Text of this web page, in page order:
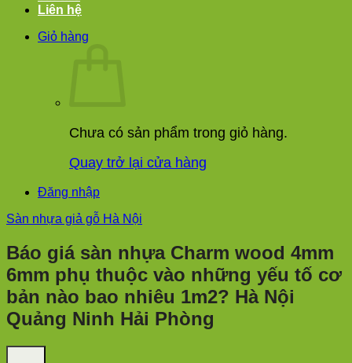
Liên hệ
Giỏ hàng
Chưa có sản phẩm trong giỏ hàng.
Quay trở lại cửa hàng
Đăng nhập
Sàn nhựa giả gỗ Hà Nội
Báo giá sàn nhựa Charm wood 4mm
6mm phụ thuộc vào những yếu tố cơ
bản nào bao nhiêu 1m2? Hà Nội
Quảng Ninh Hải Phòng